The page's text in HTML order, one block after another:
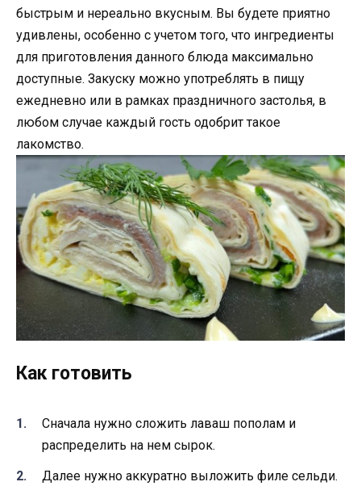
быстрым и нереально вкусным. Вы будете приятно
удивлены, особенно с учетом того, что ингредиенты
для приготовления данного блюда максимально
доступные. Закуску можно употреблять в пищу
ежедневно или в рамках праздничного застолья, в
любом случае каждый гость одобрит такое
лакомство.
Как готовить
Сначала нужно сложить лаваш пополам и
распределить на нем сырок.
Далее нужно аккуратно выложить филе сельди.